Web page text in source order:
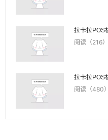
拉卡拉POS
阅读（216）
拉卡拉POS
阅读（480）